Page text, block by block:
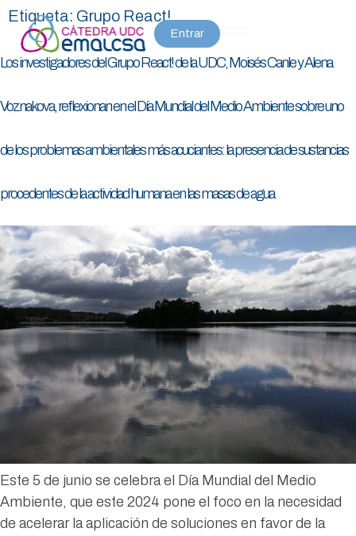
Entrar
Etiqueta: Grupo React!
Los investigadores del Grupo React! de la UDC, Moisés Canle y Alena
Voznakova, reflexionan en el Día Mundial del Medio Ambiente sobre uno
de los problemas ambientales más acuciantes: la presencia de sustancias
procedentes de la actividad humana en las masas de agua
Este 5 de junio se celebra el Día Mundial del Medio
Ambiente, que este 2024 pone el foco en la necesidad
de acelerar la aplicación de soluciones en favor de la